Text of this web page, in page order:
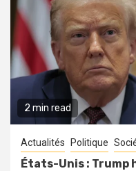
2 min read
Actualités Politique
États-Unis : Trump